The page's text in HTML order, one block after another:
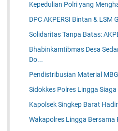
Kepedulian Polri yang
DPC AKPERSI Bintan &
Solidaritas Tanpa Batas:
Bhabinkamtibmas Desa
Do...
Pendistribusian Material
Sidokkes Polres Lingga
Kapolsek Singkep Barat
Wakapolres Lingga Bersama